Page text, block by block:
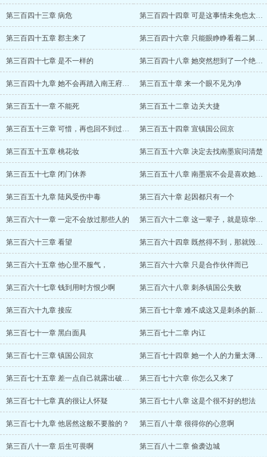
第三百四十三章 病危 第三百四十四章 可是这事情未免也太顺利了
第三百四十五章 郡主来了 第三百四十六章 只能眼睁睁看着二舅哥带着
第三百四十七章 是不一样的 第三百四十八章 她突然想到了一个绝妙的主
第三百四十九章 她不会再踏入南王府一步 第三百五十章 来一个眼不见为净
第三百五十一章 不能死 第三百五十二章 边关大捷
第三百五十三章 可惜，再也回不到过去了 第三百五十四章 宣镇国公回京
第三百五十五章 桃花妆 第三百五十六章 决定去找南墨宸问清楚
第三百五十七章 闭门休养 第三百五十八章 南墨宸不会是喜欢她吧？
第三百五十九章 陆风受伤中毒 第三百六十章 起因都只有一个
第三百六十一章 一定不会放过那些人的 第三百六十二章 这一辈子，就是琼华郡主
第三百六十三章 看望 第三百六十四章 既然得不到，那就毁了吧
第三百六十五章 他心里不服气， 第三百六十六章 只是合作伙伴而已
第三百六十七章 钱到用时方恨少啊 第三百六十八章 刺杀镇国公失败
第三百六十九章 接应 第三百七十章 难不成这又是刺杀的新招数？
第三百七十一章 黑白面具 第三百七十二章 内讧
第三百七十三章 镇国公回京 第三百七十四章 她一个人的力量太薄弱了
第三百七十五章 差一点自己就露出破绽了 第三百七十六章 你怎么又来了
第三百七十七章 真的很让人怀疑 第三百七十八章 这是个很不好的想法
第三百七十九章 他居然这般不要脸的？ 第三百八十章 很得你的心意啊
第三百八十一章 后生可畏啊 第三百八十二章 偷袭边城